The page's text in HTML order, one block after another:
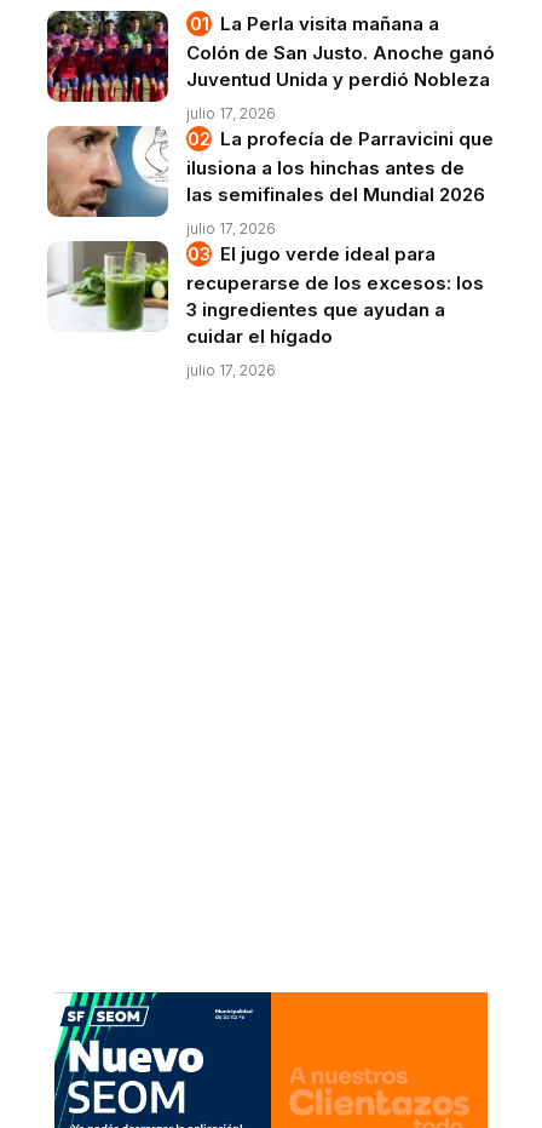
La Perla visita mañana a
Colón de San Justo. Anoche ganó
Juventud Unida y perdió Nobleza
julio 17, 2026
La profecía de Parravicini que
ilusiona a los hinchas antes de
las semifinales del Mundial 2026
julio 17, 2026
El jugo verde ideal para
recuperarse de los excesos: los
3 ingredientes que ayudan a
cuidar el hígado
julio 17, 2026